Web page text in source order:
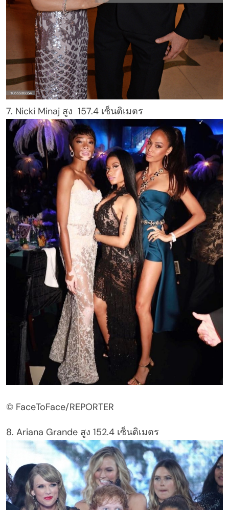
7. Nicki Minaj สูง 157.4 เซ็นติเมตร
© FaceToFace/REPORTER
8. Ariana Grande สูง 152.4 เซ็นติเมตร